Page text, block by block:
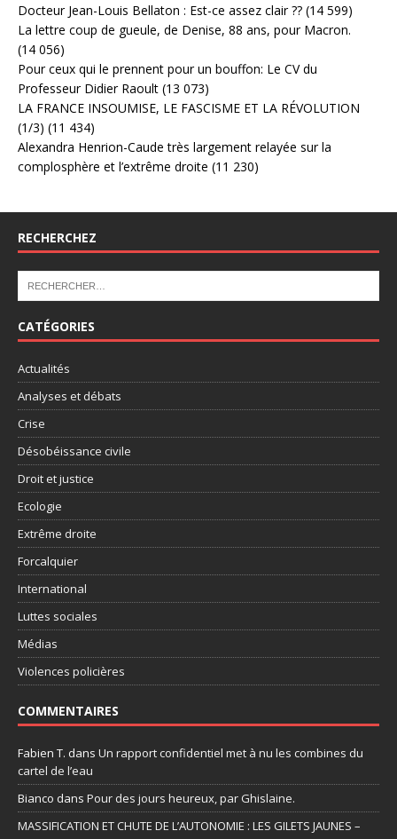
Docteur Jean-Louis Bellaton : Est-ce assez clair ?? (14 599)
La lettre coup de gueule, de Denise, 88 ans, pour Macron.
(14 056)
Pour ceux qui le prennent pour un bouffon: Le CV du
Professeur Didier Raoult (13 073)
LA FRANCE INSOUMISE, LE FASCISME ET LA RÉVOLUTION
(1/3) (11 434)
Alexandra Henrion-Caude très largement relayée sur la
complosphère et l’extrême droite (11 230)
RECHERCHEZ
CATÉGORIES
Actualités
Analyses et débats
Crise
Désobéissance civile
Droit et justice
Ecologie
Extrême droite
Forcalquier
International
Luttes sociales
Médias
Violences policières
COMMENTAIRES
Fabien T. dans Un rapport confidentiel met à nu les combines du
cartel de l’eau
Bianco dans Pour des jours heureux, par Ghislaine.
MASSIFICATION ET CHUTE DE L’AUTONOMIE : LES GILETS JAUNES –